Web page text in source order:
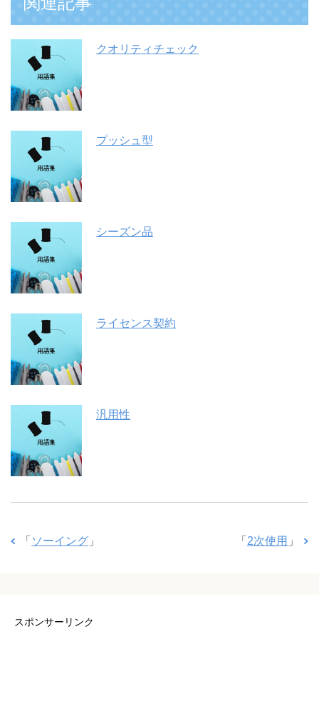
クオリティチェック
プッシュ型
シーズン品
ライセンス契約
汎用性
「 2次使用 」
「 ソーイング 」
スポンサーリンク